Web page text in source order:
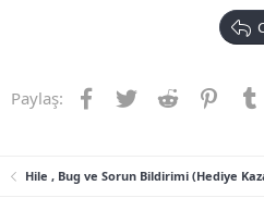
Paylaş: Facebook
TwitterReddit
Hile , Bug ve Sorun Bildirimi (Hediye